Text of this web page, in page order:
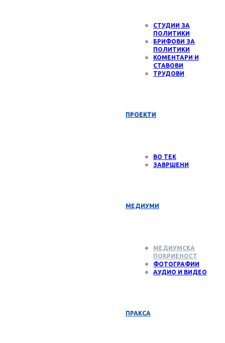
СТУДИИ ЗА
ПОЛИТИКИ
БРИФОВИ ЗА
ПОЛИТИКИ
КОМЕНТАРИ И
СТАВОВИ
ТРУДОВИ
ПРОЕКТИ
ВО ТЕК
ЗАВРШЕНИ
МЕДИУМИ
МЕДИУМСКА
ПОКРИЕНОСТ
ФОТОГРАФИИ
АУДИО И ВИДЕО
ПРАКСА